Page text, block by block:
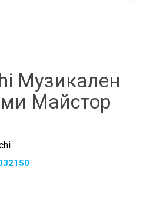
Музикален
Майстор